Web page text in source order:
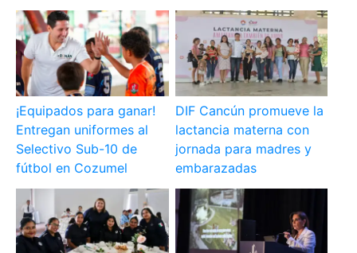
¡Equipados para ganar!
Entregan uniformes al
Selectivo Sub-10 de
fútbol en Cozumel
DIF Cancún promueve la
lactancia materna con
jornada para madres y
embarazadas